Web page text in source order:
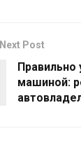
Next Post
Правильно
машиной: